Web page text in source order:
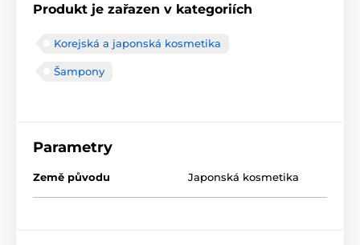
Produkt je zařazen v kategoriích
Korejská a japonská kosmetika
Šampony
Parametry
Země původu Japonská kosmetika